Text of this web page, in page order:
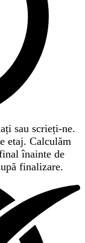
sau scrieți-ne.
etaj. Calculăm
înainte de
finalizare.